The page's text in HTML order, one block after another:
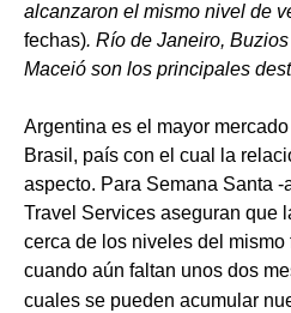
alcanzaron el mismo nivel de
fechas). Río de Janeiro,
Maceió son los principales
Argentina es el mayor
Brasil, país con el cual la
aspecto. Para Semana Santa
Travel Services aseguran que
cerca de los niveles del
cuando aún faltan unos dos
cuales se pueden acumular